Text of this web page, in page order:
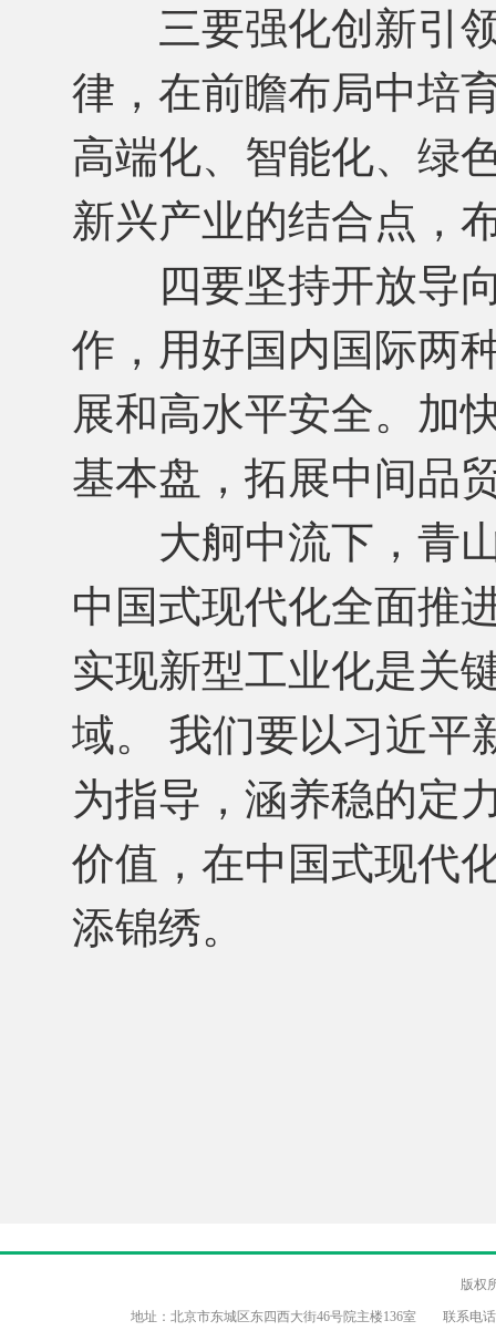
三要强化创新引领
律，在前瞻布局中培
高端化、智能化、绿
新兴产业的结合点，
四要坚持开放导向
作，用好国内国际两
展和高水平安全。加
基本盘，拓展中间品
大舸中流下，青山
中国式现代化全面推
实现新型工业化是关
域。 我们要以习近平
为指导，涵养稳的定
价值，在中国式现代
添锦绣。
版权
地址：北京市东城区东四西大街46号院主楼136室 联系电